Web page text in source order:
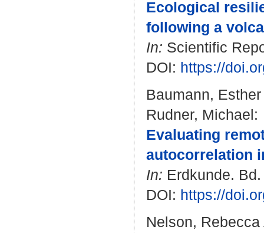
Ecological
following a
In: Scientific
DOI: https://
Baumann, Esther
Rudner, Michael:
Evaluating
autocorrelation
In: Erdkunde.
DOI: https://
Nelson, Rebecca